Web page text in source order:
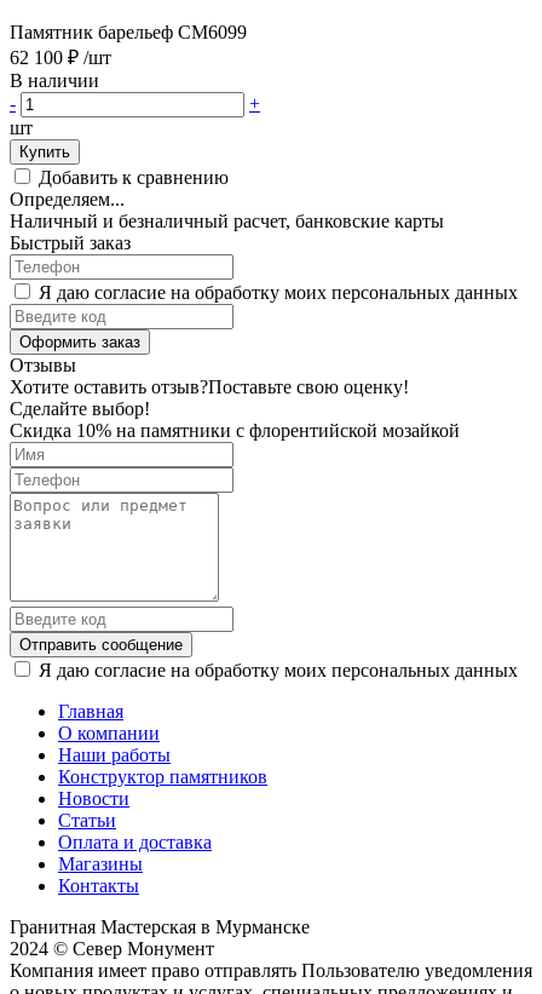
Памятник барельеф CM6099
62 100 ₽ /шт
В наличии
-
+
шт
Купить
Добавить к сравнению
Определяем...
Наличный и безналичный расчет, банковские карты
Быстрый заказ
Я даю согласие на обработку моих персональных данных
Оформить заказ
Отзывы
Хотите оставить отзыв?Поставьте свою оценку!
Сделайте выбор!
Скидка 10% на памятники с флорентийской мозайкой
Отправить сообщение
Я даю согласие на обработку моих персональных данных
Главная
О компании
Наши работы
Конструктор памятников
Новости
Статьи
Оплата и доставка
Магазины
Контакты
Гранитная Мастерская в Мурманске
2024 © Север Монумент
Компания имеет право отправлять Пользователю уведомления